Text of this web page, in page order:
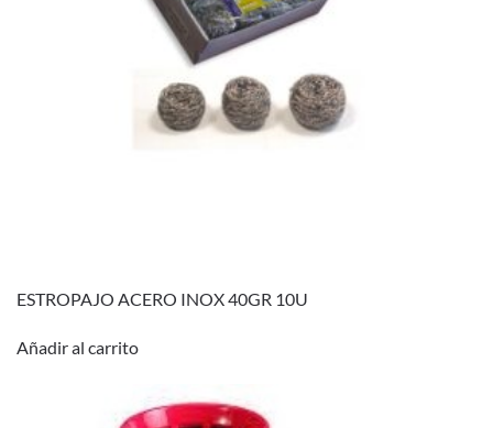
ESTROPAJO ACERO INOX 40GR 10U
Añadir al carrito